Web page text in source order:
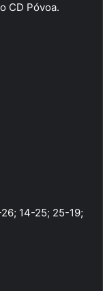
CD Póvoa.
14-25; 25-19;